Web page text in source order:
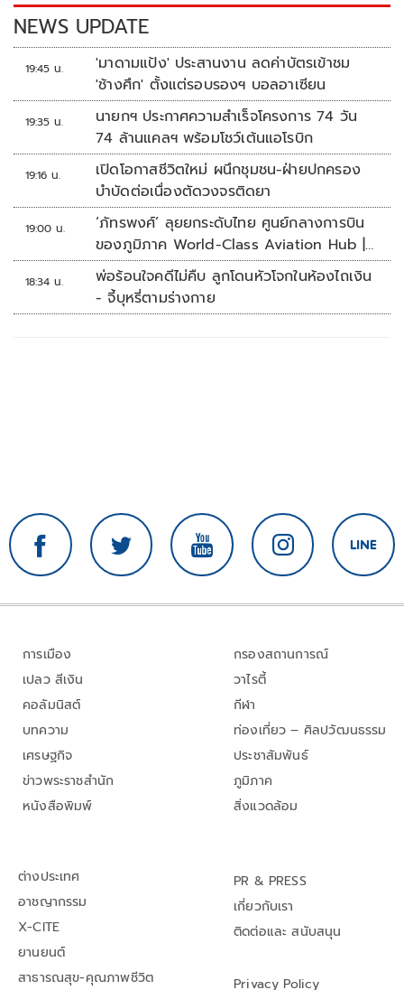
k k
NEWS UPDATE
19:45 น.
'มาดามแป้ง' ประสานงาน ลดค่าบัตรเข้าชม
'ช้างศึก' ตั้งแต่รอบรองฯ บอลอาเซียน
19:35 น.
นายกฯ ประกาศความสำเร็จโครงการ 74 วัน
74 ล้านแคลฯ พร้อมโชว์เต้นแอโรบิก
19:16 น.
เปิดโอกาสชีวิตใหม่ ผนึกชุมชน-ฝ่ายปกครอง
บำบัดต่อเนื่องตัดวงจรติดยา
19:00 น.
‘ภัทรพงศ์’ ลุยยกระดับไทย ศูนย์กลางการบิน
ของภูมิภาค World-Class Aviation Hub |
ห้องข่าวไทยโพสต์สุดสัปดาห์
18:34 น.
พ่อร้อนใจคดีไม่คืบ ลูกโดนหัวโจกในห้องไถเงิน
- จี้บุหรี่ตามร่างกาย
การเมือง
เปลว สีเงิน
คอลัมนิสต์
บทความ
เศรษฐกิจ
ข่าวพระราชสำนัก
หนังสือพิมพ์
กรองสถานการณ์
วาไรตี้
กีฬา
ท่องเที่ยว – ศิลปวัฒนธรรม
ประชาสัมพันธ์
ภูมิภาค
สิ่งแวดล้อม
ต่างประเทศ
อาชญากรรม
X-CITE
ยานยนต์
สาธารณสุข-คุณภาพชีวิต
PR & PRESS
เกี่ยวกับเรา
ติดต่อและ สนับสนุน
Privacy Policy